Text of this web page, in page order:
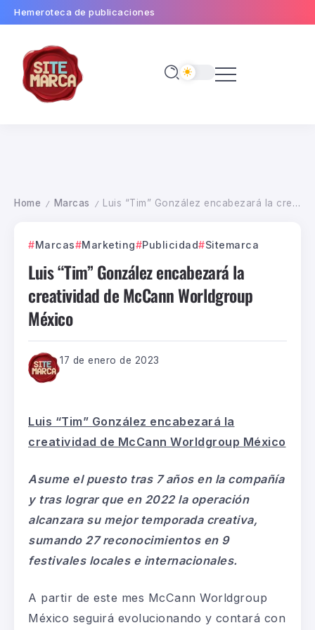
Hemeroteca de publicaciones
Home / Marcas / Luis “Tim” González encabezará la creatividad de McCann Worldgroup México
Marcas Marketing Publicidad Sitemarca
Luis “Tim” González encabezará la
creatividad de McCann Worldgroup
México
17 de enero de 2023
Luis “Tim” González encabezará la
creatividad de McCann Worldgroup México
Asume el puesto tras 7 años en la compañía
y tras lograr que en 2022 la operación
alcanzara su mejor temporada creativa,
sumando 27 reconocimientos en 9
festivales locales e internacionales.
A partir de este mes McCann Worldgroup
México seguirá evolucionando y contará con